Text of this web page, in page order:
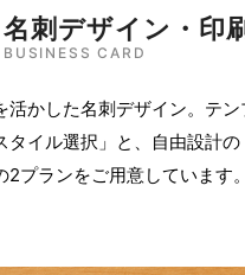
名刺デザイン・印
BUSINESS CARD
活かした名刺デザイン。テ
タイル選択」と、自由設計
2プランをご用意しています